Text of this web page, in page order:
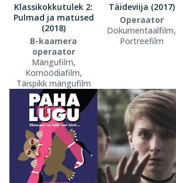
Klassikokkutulek 2:
Pulmad ja matused
(2018)
B-kaamera
operaator
Mängufilm,
Komöödiafilm,
Täispikk mängufilm
Täideviija (2017)
Operaator
Dokumentaalfilm,
Portreefilm